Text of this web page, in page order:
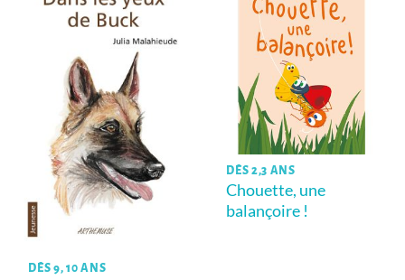
DÈS 9, 10 ANS
DÈS 2,3 ANS
Chouette, une
balançoire !